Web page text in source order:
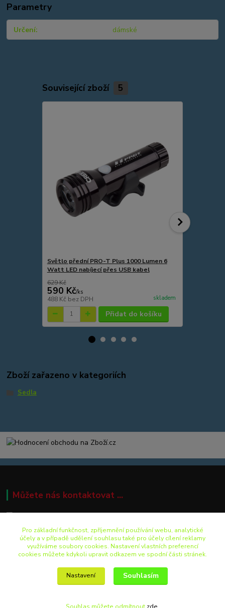
Parametry
Určení dámské
Související zboží 5
Světlo přední PRO-T Plus 1000 Lumen 6
Watt LED nabíjecí přes USB kabel
629 Kč
590 Kč/ks
488 Kč bez DPH skladem
Přidat do košíku
Zboží zařazeno v kategoriích
Sedla
Můžete nás kontaktovat ...
+420 499 892 242
eshop@pro-bike.cz
Pro základní funkčnost, zpříjemnění používání webu, analytické
účely a v případě udělení souhlasu také pro účely cílení reklamy
využíváme soubory cookies. Nastavení vlastních preferencí
cookies můžete kdykoli upravit odkazem ve spodní části stránek.
Nastavení Souhlasím